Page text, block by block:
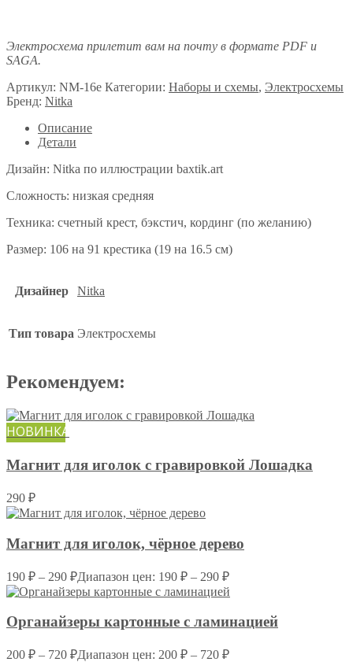
Электросхема прилетит вам на почту в формате PDF и
SAGA.
Артикул: NM-16e Категории: Наборы и схемы, Электросхемы
Бренд: Nitka
Описание
Детали
Дизайн: Nitka по иллюстрации baxtik.art
Сложность: низкая средняя
Техника: счетный крест, бэкстич, кординг (по желанию)
Размер: 106 на 91 крестика (19 на 16.5 см)
Дизайнер Nitka
Тип товара Электросхемы
Рекомендуем:
НОВИНКА
Магнит для иголок с гравировкой Лошадка
290 ₽
Магнит для иголок, чёрное дерево
190 ₽ – 290 ₽Диапазон цен: 190 ₽ – 290 ₽
Органайзеры картонные c ламинацией
200 ₽ – 720 ₽Диапазон цен: 200 ₽ – 720 ₽